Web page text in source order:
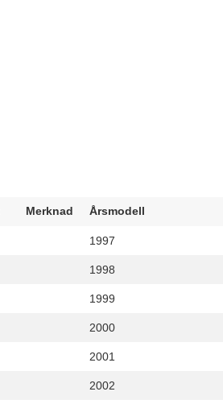
Merknad Årsmodell
1997
1998
1999
2000
2001
2002